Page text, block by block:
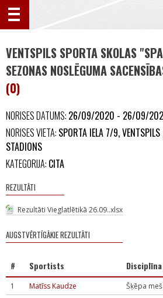
VENTSPILS SPORTA SKOLAS
SEZONAS NOSLĒGUMA
(0)
NORISES DATUMS: 26/09/2020 - 26/09/
NORISES VIETA: SPORTA IELA 7/9,
STADIONS
KATEGORIJA: CITA
REZULTĀTI
Rezultāti Vieglatlētikā 26.09..xlsx
AUGSTVĒRTĪGĀKIE REZULTĀTI
# Sportists Disciplīna
1 Matīss Kaudze Šķēpa